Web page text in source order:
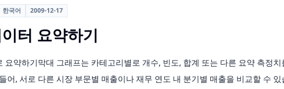
한국어 2009-12-17
터 요약하기
요약하기막대 그래프는 카테고리별로 개수, 빈도, 합계 또는 다른 요약 측정
어, 서로 다른 시장 부문별 매출이나 재무 연도 내 분기별 매출을 비교할 수